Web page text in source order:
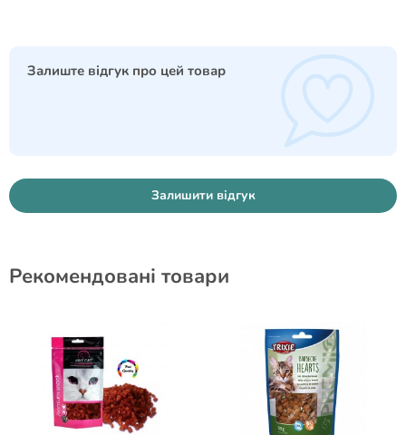
Залиште відгук про цей товар
Залишити відгук
Рекомендовані товари